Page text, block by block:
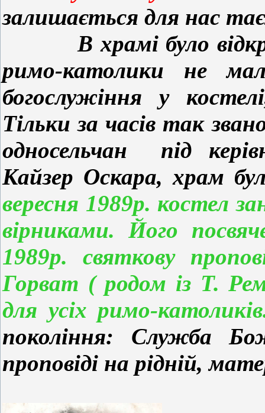
залишається для нас
В храмі було
римо-католики не
богослужіння у
Тільки за часів так
односельчан під
Кайзер Оскара, храм
вересня 1989р. костел
вірниками. Його
1989р. святкову
Горват ( родом із Т.
для усіх римо-
покоління: Служба
проповіді на рідній,